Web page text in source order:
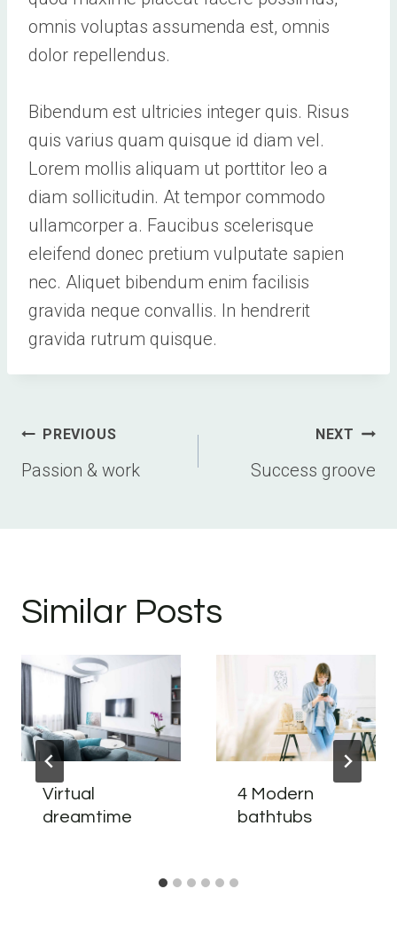
omnis voluptas assumenda est, omnis
dolor repellendus.
Bibendum est ultricies integer quis. Risus
quis varius quam quisque id diam vel.
Lorem mollis aliquam ut porttitor leo a
diam sollicitudin. At tempor commodo
ullamcorper a. Faucibus scelerisque
eleifend donec pretium vulputate sapien
nec. Aliquet bibendum enim facilisis
gravida neque convallis. In hendrerit
gravida rutrum quisque.
Post
navigation
PREVIOUS
Passion & work
NEXT
Success groove
Similar Posts
Virtual
dreamtime
4 Modern
bathtubs